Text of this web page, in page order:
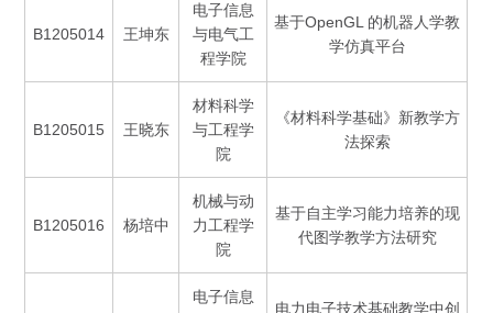
B1205014 王坤东
电子信息
与电气工
程学院
基于OpenGL 的机器人学教
学仿真平台
B1205015 王晓东
材料科学
与工程学
院
《材料科学基础》新教学方
法探索
B1205016 杨培中
机械与动
力工程学
院
基于自主学习能力培养的现
代图学教学方法研究
电子信息
电力电子技术基础教学中创